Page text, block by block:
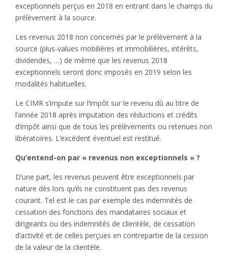
exceptionnels perçus en 2018 en entrant dans le champs du
prélèvement à la source.
Les revenus 2018 non concernés par le prélèvement à la
source (plus-values mobilières et immobilières, intérêts,
dividendes, …) de même que les revenus 2018
exceptionnels seront donc imposés en 2019 selon les
modalités habituelles.
Le CIMR s’impute sur l’impôt sur le revenu dû au titre de
l’année 2018 après imputation des réductions et crédits
d’impôt ainsi que de tous les prélèvements ou retenues non
libératoires. L’excédent éventuel est restitué.
Qu’entend-on par « revenus non exceptionnels » ?
D’une part, les revenus peuvent être exceptionnels par
nature dès lors qu’ils ne constituent pas des revenus
courant. Tel est le cas par exemple des indemnités de
cessation des fonctions des mandataires sociaux et
dirigeants ou des indemnités de clientèle, de cessation
d’activité et de celles perçues en contrepartie de la cession
de la valeur de la clientèle.